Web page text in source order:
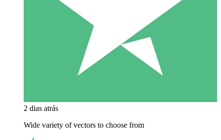
2 dias atrás
Wide variety of vectors to choose from